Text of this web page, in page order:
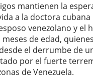
mantienen la
a la doctora cubana
venezolano y el
meses de edad,
el derrumbe de
por el fuerte
de Venezuela.